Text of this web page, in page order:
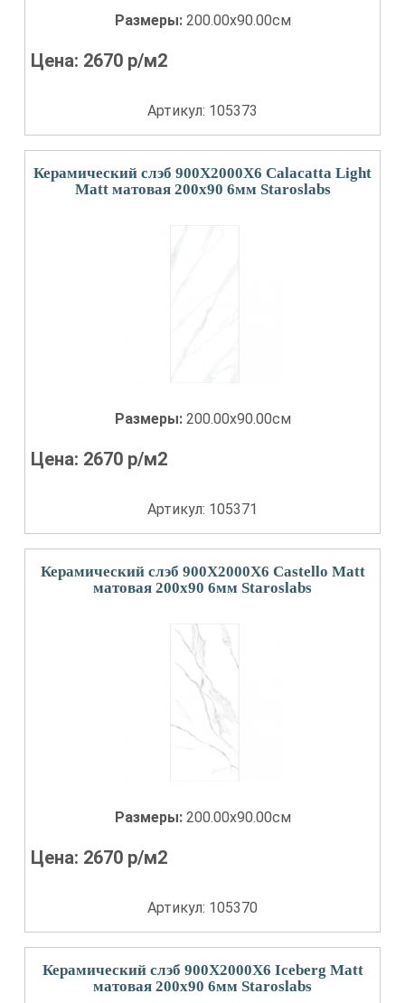
Размеры: 200.00x90.00см
Цена: 2670 р/м2
Артикул: 105373
Керамический слэб 900X2000X6 Calacatta Light
Matt матовая 200x90 6мм Staroslabs
Размеры: 200.00x90.00см
Цена: 2670 р/м2
Артикул: 105371
Керамический слэб 900X2000X6 Castello Matt
матовая 200x90 6мм Staroslabs
Размеры: 200.00x90.00см
Цена: 2670 р/м2
Артикул: 105370
Керамический слэб 900X2000X6 Iceberg Matt
матовая 200x90 6мм Staroslabs